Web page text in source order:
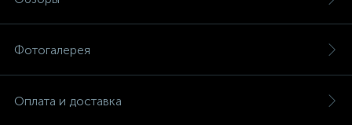
Фотогалерея
Оплата и доставка